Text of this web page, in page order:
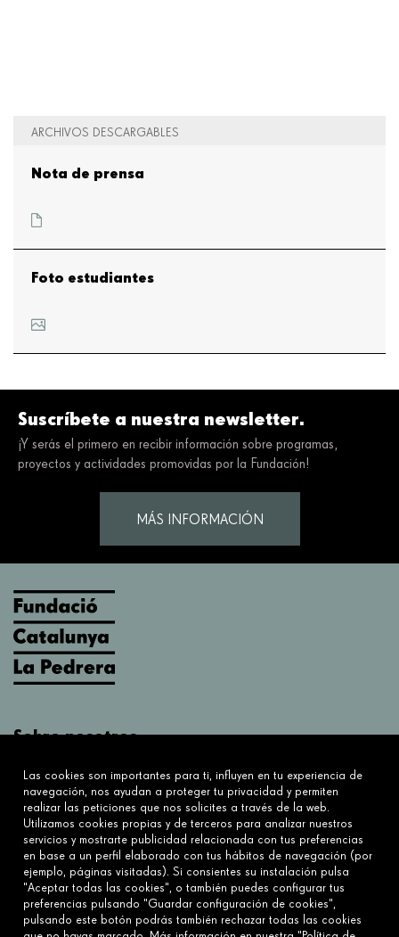
ARCHIVOS DESCARGABLES
Nota de prensa
Foto estudiantes
Suscríbete a nuestra newsletter.
¡Y serás el primero en recibir información sobre programas,
proyectos y actividades promovidas por la Fundación!
MÁS INFORMACIÓN
Sobre nosotros
Sobre nosotros
Conecta
Contáctanos
Preguntas frecuentes
Las cookies son importantes para ti, influyen en tu experiencia de
navegación, nos ayudan a proteger tu privacidad y permiten
realizar las peticiones que nos solicites a través de la web.
Utilizamos cookies propias y de terceros para analizar nuestros
servicios y mostrarte publicidad relacionada con tus preferencias
en base a un perfil elaborado con tus hábitos de navegación (por
ejemplo, páginas visitadas). Si consientes su instalación pulsa
"Aceptar todas las cookies", o también puedes configurar tus
preferencias pulsando "Guardar configuración de cookies",
pulsando este botón podrás también rechazar todas las cookies